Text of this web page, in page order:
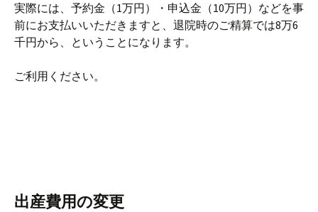
実際には、予約金（1万円）・申込金（10万円）などを事
前にお支払いいただきますと、退院時のご精算では8万6
千円から、ということになります。
ご利用ください。
出産費用の変更